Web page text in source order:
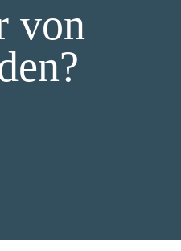
von